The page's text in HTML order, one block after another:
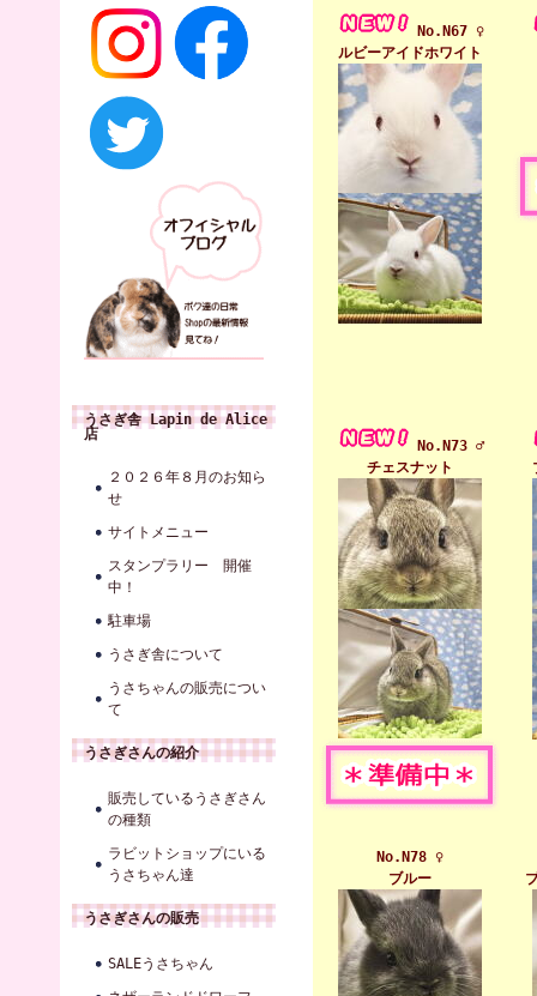
うさぎ舎 Lapin de Alice
店
２０２６年８月のお知ら
せ
サイトメニュー
スタンプラリー 開催
中！
駐車場
うさぎ舎について
うさちゃんの販売につい
て
うさぎさんの紹介
販売しているうさぎさん
の種類
ラビットショップにいる
うさちゃん達
うさぎさんの販売
SALEうさちゃん
No.N67 ♀
ルビーアイドホワイト
No.N73 ♂
チェスナット
No.N78 ♀
ブルー